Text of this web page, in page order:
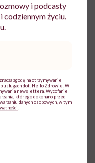
Nie ma się
reakcja
do wielu
wysyłamy sobie
akceptujemy się w
Uznajemy,
chwilach i
i podcasty
codziennym życiu.
zgodę na otrzymywanie
usługach dot. Hello Zdrowie. W
newslettera. Wycofanie
którego dokonano przed
danych osobowych, w tym